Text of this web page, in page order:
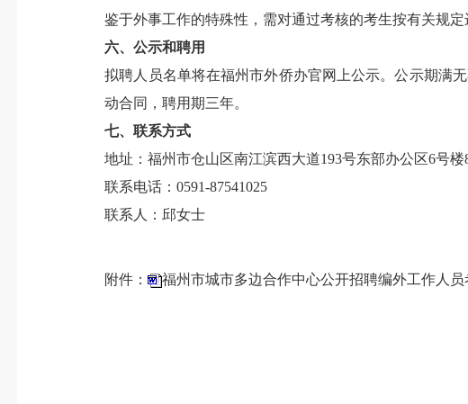
鉴于外事工作的特殊性，需对通过考核的考生按有关规
六、公示和聘用
拟聘人员名单将在福州市外侨办官网上公示。公示期满
动合同，聘用期三年。
七、联系方式
地址：福州市仓山区南江滨西大道193号东部办公区6号楼
联系电话：0591-87541025
联系人：邱女士
附件： 福州市城市多边合作中心公开招聘编外工作人